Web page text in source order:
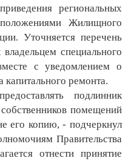
региональных
Жилищного
Уточняется перечень
специального
с уведомлением о
ремонта.
подлинник
помещений
его копию, - подчеркнул
Правительства
отнести принятие